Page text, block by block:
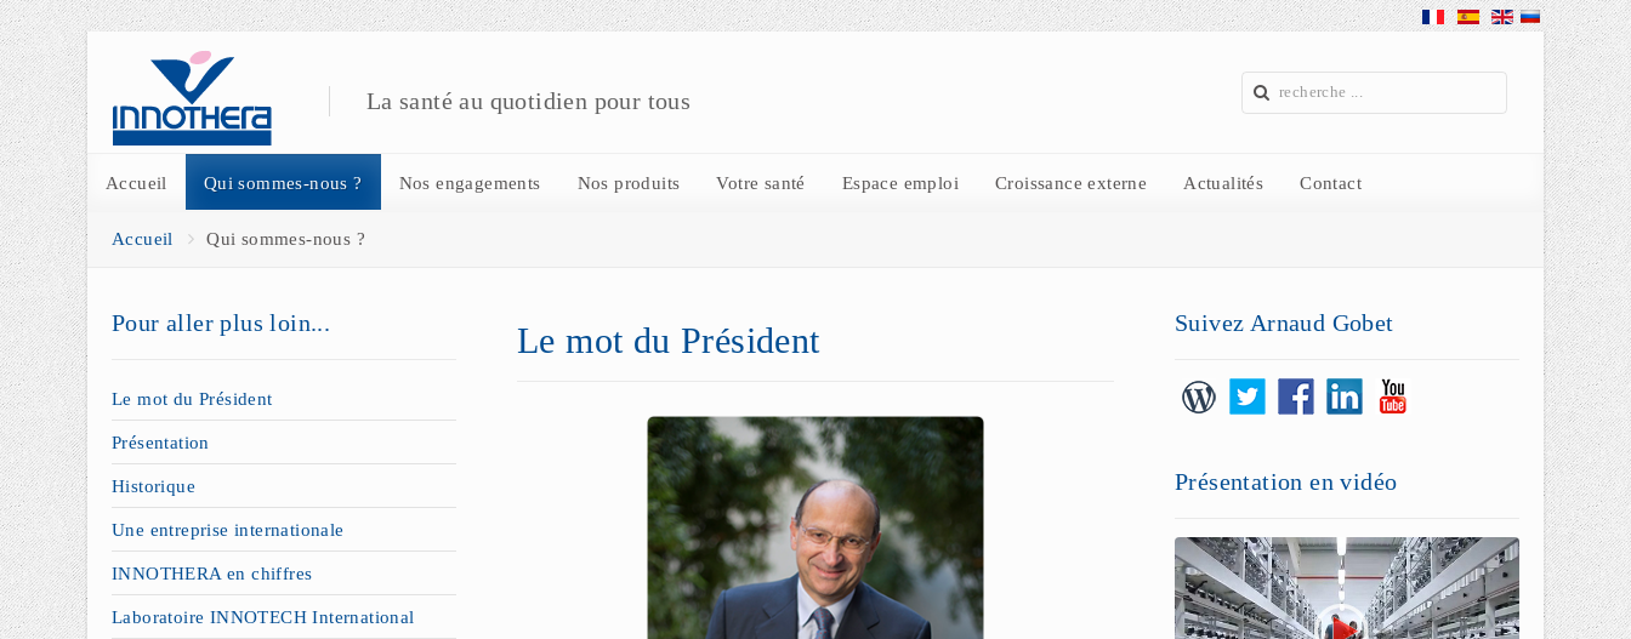
La santé au quotidien pour tous
Accueil Qui sommes-nous ? Nos engagements Nos produits Votre santé Espace emploi Croissance externe Actualités Contact
Accueil Qui sommes-nous ?
Le mot du Président
Pour aller plus loin...
Le mot du Président
Présentation
Historique
Une entreprise internationale
INNOTHERA en chiffres
Laboratoire INNOTECH International
Suivez Arnaud Gobet
Présentation en vidéo